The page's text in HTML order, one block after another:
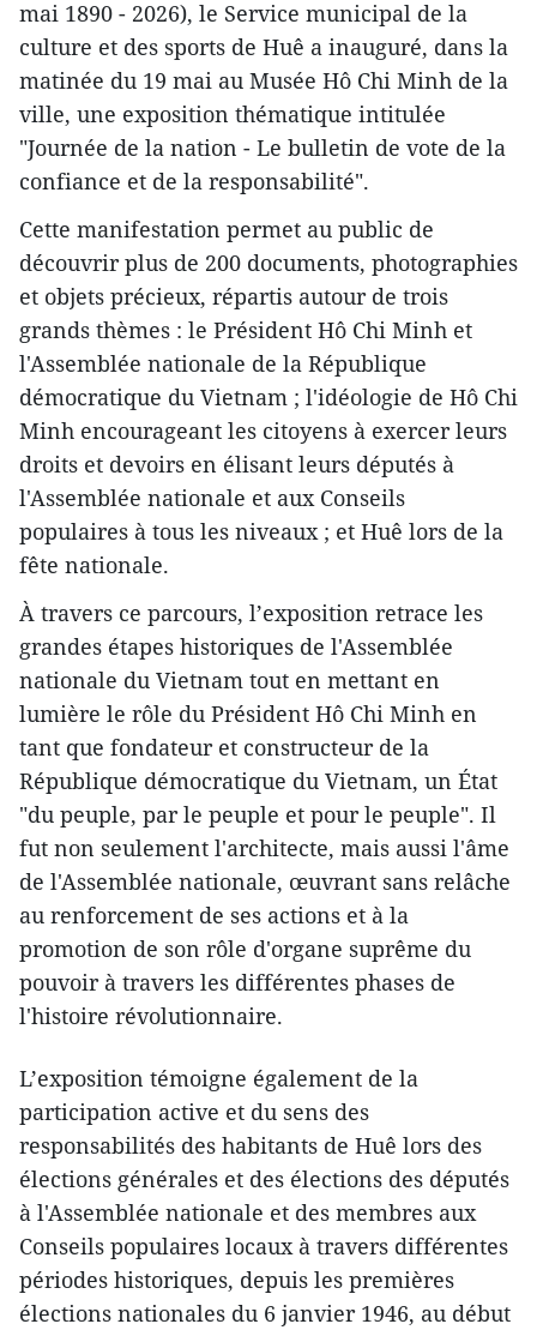
mai 1890 - 2026), le Service municipal de la
culture et des sports de Huê a inauguré, dans la
matinée du 19 mai au Musée Hô Chi Minh de la
ville, une exposition thématique intitulée
"Journée de la nation - Le bulletin de vote de la
confiance et de la responsabilité".
Cette manifestation permet au public de
découvrir plus de 200 documents, photographies
et objets précieux, répartis autour de trois
grands thèmes : le Président Hô Chi Minh et
l'Assemblée nationale de la République
démocratique du Vietnam ; l'idéologie de Hô Chi
Minh encourageant les citoyens à exercer leurs
droits et devoirs en élisant leurs députés à
l'Assemblée nationale et aux Conseils
populaires à tous les niveaux ; et Huê lors de la
fête nationale.
À travers ce parcours, l’exposition retrace les
grandes étapes historiques de l'Assemblée
nationale du Vietnam tout en mettant en
lumière le rôle du Président Hô Chi Minh en
tant que fondateur et constructeur de la
République démocratique du Vietnam, un État
"du peuple, par le peuple et pour le peuple". Il
fut non seulement l'architecte, mais aussi l'âme
de l'Assemblée nationale, œuvrant sans relâche
au renforcement de ses actions et à la
promotion de son rôle d'organe suprême du
pouvoir à travers les différentes phases de
l'histoire révolutionnaire.
L’exposition témoigne également de la
participation active et du sens des
responsabilités des habitants de Huê lors des
élections générales et des élections des députés
à l'Assemblée nationale et des membres aux
Conseils populaires locaux à travers différentes
périodes historiques, depuis les premières
élections nationales du 6 janvier 1946, au début